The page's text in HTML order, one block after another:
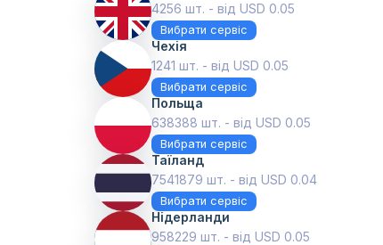
4256 шт. - від USD 0.05
Вибрати сервіс
Чехія
1241 шт. - від USD 0.05
Вибрати сервіс
Польща
638388 шт. - від USD 0.05
Вибрати сервіс
Таїланд
7541879 шт. - від USD 0.04
Вибрати сервіс
Нідерланди
958229 шт. - від USD 0.05